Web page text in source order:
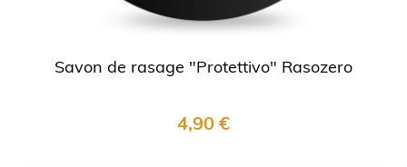
Savon de rasage "Protettivo" Rasozero
4,90 €